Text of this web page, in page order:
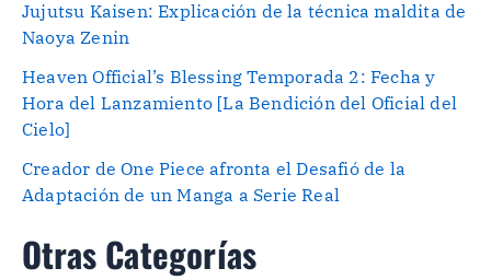
Jujutsu Kaisen: Explicación de la técnica maldita de
Naoya Zenin
Heaven Official’s Blessing Temporada 2: Fecha y
Hora del Lanzamiento [La Bendición del Oficial del
Cielo]
Creador de One Piece afronta el Desafió de la
Adaptación de un Manga a Serie Real
Otras Categorías